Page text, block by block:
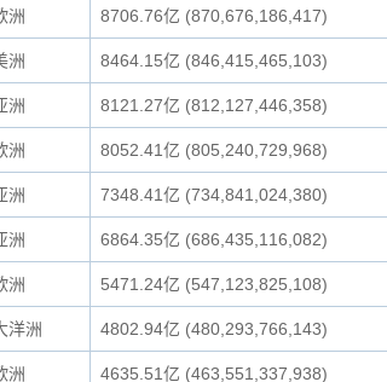
洲 8706.76亿 (870,676,186,417)
洲 8464.15亿 (846,415,465,103)
洲 8121.27亿 (812,127,446,358)
洲 8052.41亿 (805,240,729,968)
洲 7348.41亿 (734,841,024,380)
洲 6864.35亿 (686,435,116,082)
洲 5471.24亿 (547,123,825,108)
洋洲 4802.94亿 (480,293,766,143)
洲 4635.51亿 (463,551,337,938)